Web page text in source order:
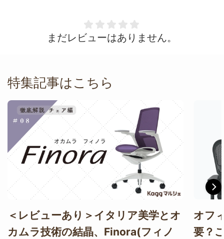
まだレビューはありません。
特集記事はこちら
＜レビューあり＞イタリア美学とオ
カムラ技術の結晶、Finora(フィノ
オフ
要？